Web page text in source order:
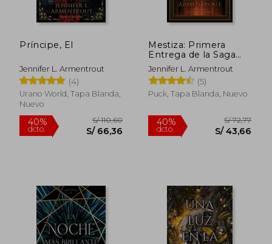
45% S/ 108,60 40%
Príncipe, El
Jennifer L. Armentrout
(4)
Urano World, Tapa Blanda,
Nuevo
Mestiza: Primera
Entrega de la Saga
Covenant, de la
Autora Best Seller de
"de Sangre y Cenizas"
Jennifer L. Armentrout
(5)
Puck, Tapa Blanda, Nuevo